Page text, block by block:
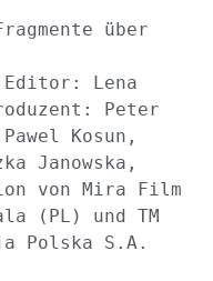
über
Lena
Peter
Kosun,
Janowska,
von Mira Film
(PL) und TM
Polska S.A.